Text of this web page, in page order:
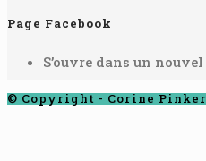
Page Facebook
S’ouvre dans un
© Copyright - Corine